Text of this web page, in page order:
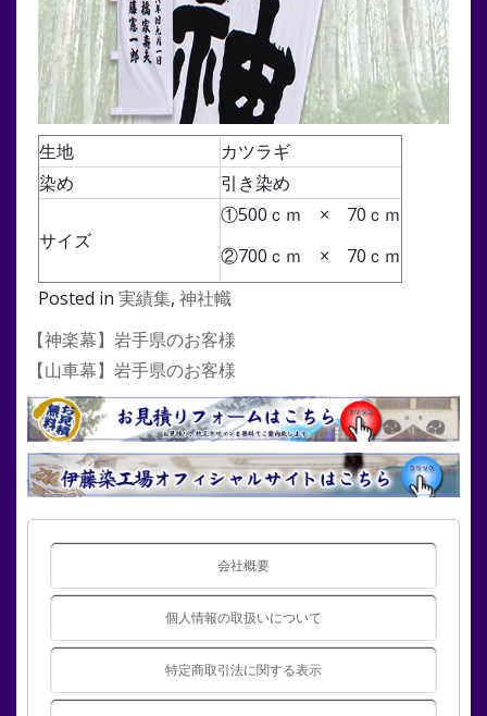
生地
カツラギ
染め
引き染め
サイズ
①500ｃｍ × 70ｃｍ
②700ｃｍ × 70ｃｍ
Posted in 実績集, 神社幟
投
稿
ナ
ビ
ゲ
ー
シ
ョ
ン
【神楽幕】岩手県のお客様
【山車幕】岩手県のお客様
会社概要
個人情報の取扱いについて
特定商取引法に関する表示